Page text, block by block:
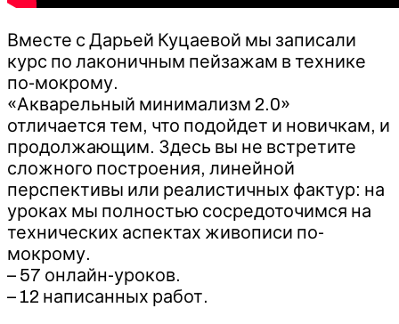
Вместе с Дарьей Куцаевой мы записали
курс по лаконичным пейзажам в технике
по-мокрому.
«Акварельный минимализм 2.0»
отличается тем, что подойдет и новичкам, и
продолжающим. Здесь вы не встретите
сложного построения, линейной
перспективы или реалистичных фактур: на
уроках мы полностью сосредоточимся на
технических аспектах живописи по-
мокрому.
– 57 онлайн-уроков.
– 12 написанных работ.